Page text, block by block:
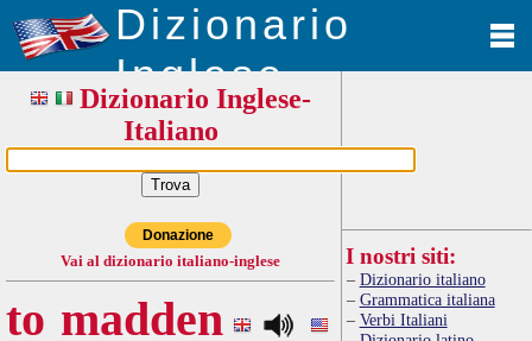
Dizionario
Inglese
Dizionario Inglese-
Italiano
Donazione
Vai al dizionario italiano-inglese
to madden
I nostri siti:
Dizionario italiano
Grammatica italiana
Verbi Italiani